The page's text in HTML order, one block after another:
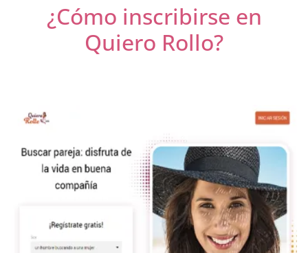
¿Cómo inscribirse en
Quiero Rollo?